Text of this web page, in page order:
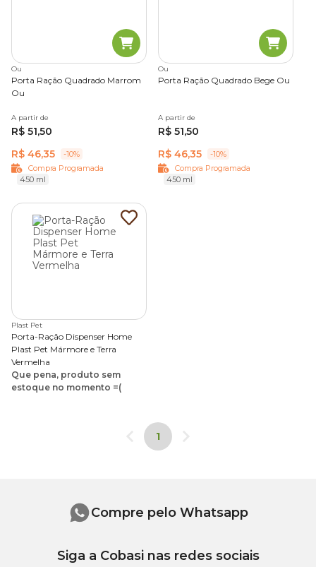
Ou
Porta Ração Quadrado Marrom
Ou
A partir de
R$ 51,50
R$ 46,35
-10%
Compra Programada
450 ml
Ou
Porta Ração Quadrado Bege Ou
A partir de
R$ 51,50
R$ 46,35
-10%
Compra Programada
450 ml
Plast Pet
Porta-Ração Dispenser Home
Plast Pet Mármore e Terra
Vermelha
Que pena, produto sem
estoque no momento =(
1
Compre pelo Whatsapp
Siga a Cobasi nas redes sociais